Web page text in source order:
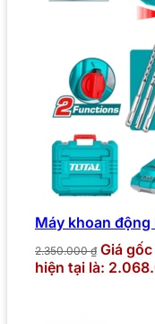
Máy khoan động
2.350.000₫ Giá
hiện tại là: